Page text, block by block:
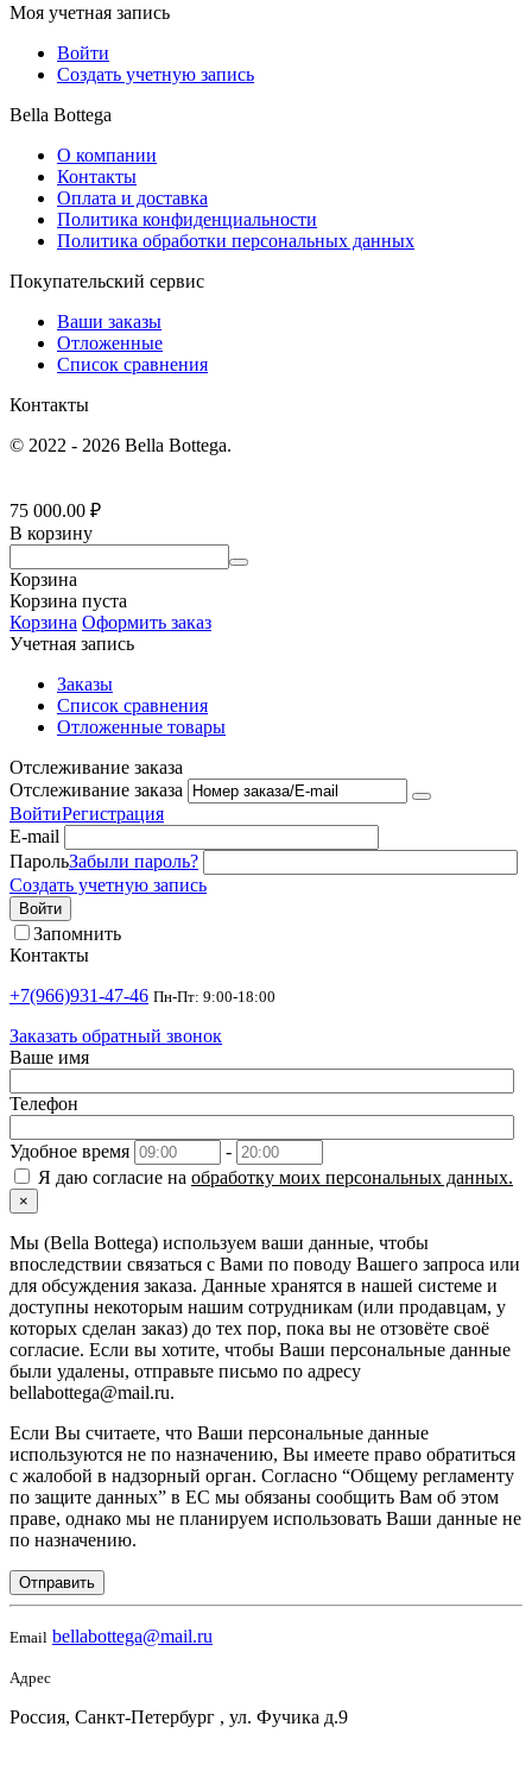
Моя учетная запись
Войти
Создать учетную запись
Bella Bottega
О компании
Контакты
Оплата и доставка
Политика конфиденциальности
Политика обработки персональных данных
Покупательский сервис
Ваши заказы
Отложенные
Список сравнения
Контакты
© 2022 - 2026 Bella Bottega.
75 000.00 ₽
В корзину
Корзина
Корзина пуста
Корзина Оформить заказ
Учетная запись
Заказы
Список сравнения
Отложенные товары
Отслеживание заказа
Отслеживание заказа
ВойтиРегистрация
E-mail
ПарольЗабыли пароль?
Создать учетную запись
Войти
Запомнить
Контакты
+7(966)931-47-46 Пн-Пт: 9:00-18:00
Заказать обратный звонок
Ваше имя
Телефон
Удобное время
-
Я даю согласие на обработку моих персональных данных.
×
Мы (Bella Bottega) используем ваши данные, чтобы
впоследствии связаться с Вами по поводу Вашего запроса или
для обсуждения заказа. Данные хранятся в нашей системе и
доступны некоторым нашим сотрудникам (или продавцам, у
которых сделан заказ) до тех пор, пока вы не отзовёте своё
согласие. Если вы хотите, чтобы Ваши персональные данные
были удалены, отправьте письмо по адресу
bellabottega@mail.ru.
Если Вы считаете, что Ваши персональные данные
используются не по назначению, Вы имеете право обратиться
с жалобой в надзорный орган. Согласно “Общему регламенту
по защите данных” в ЕС мы обязаны сообщить Вам об этом
праве, однако мы не планируем использовать Ваши данные не
по назначению.
Отправить
Email bellabottega@mail.ru
Адрес
Россия, Санкт-Петербург , ул. Фучика д.9